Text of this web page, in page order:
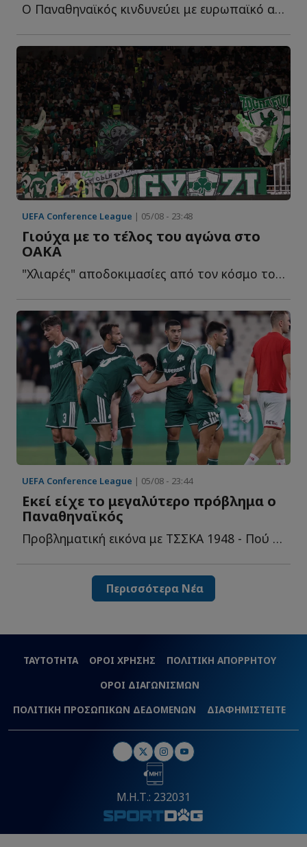
Ο Παναθηναϊκός κινδυνεύει με ευρωπαϊκό αποκλεισμό-σοκ κ...
UEFA Conference League | 05/08 - 23:48
Γιούχα με το τέλος του αγώνα στο
ΟΑΚΑ
"Χλιαρές" αποδοκιμασίες από τον κόσμο του Παναθηναϊκού σ...
UEFA Conference League | 05/08 - 23:44
Εκεί είχε το μεγαλύτερο πρόβλημα ο
Παναθηναϊκός
Προβληματική εικόνα με ΤΣΣΚΑ 1948 - Πού εμφάνισε τ...
Περισσότερα Νέα
ΤΑΥΤΟΤΗΤΑ ΟΡΟΙ ΧΡΗΣΗΣ
ΠΟΛΙΤΙΚΗ ΑΠΟΡΡΗΤΟΥ
ΟΡΟΙ ΔΙΑΓΩΝΙΣΜΩΝ
ΠΟΛΙΤΙΚΗ ΠΡΟΣΩΠΙΚΩΝ ΔΕΔΟΜΕΝΩΝ
ΔΙΑΦΗΜΙΣΤΕΙΤΕ
Μ.Η.Τ.: 232031